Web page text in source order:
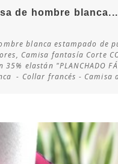
disponibilidad
de hombre blanca...
blanca estampado de
Camisa fantasía Corte
35% elastán "PLANCHADO
- Collar francés - Camisa